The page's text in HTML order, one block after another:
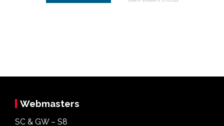
Webmasters
SC & GW – S8